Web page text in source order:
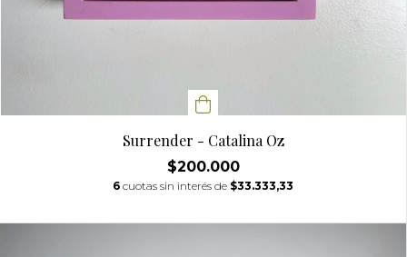
Surrender - Catalina Oz
$200.000
6 cuotas sin interés de $33.333,33